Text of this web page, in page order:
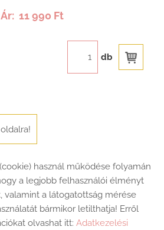
Ár:11 990 Ft
db
Adatkezelési tájékoztató
ÁSZF
használ működése folyamán
a legjobb felhasználói élményt
valamint a látogatottság mérése
bármikor letilthatja! Erről
olvashat itt: Adatkezelési